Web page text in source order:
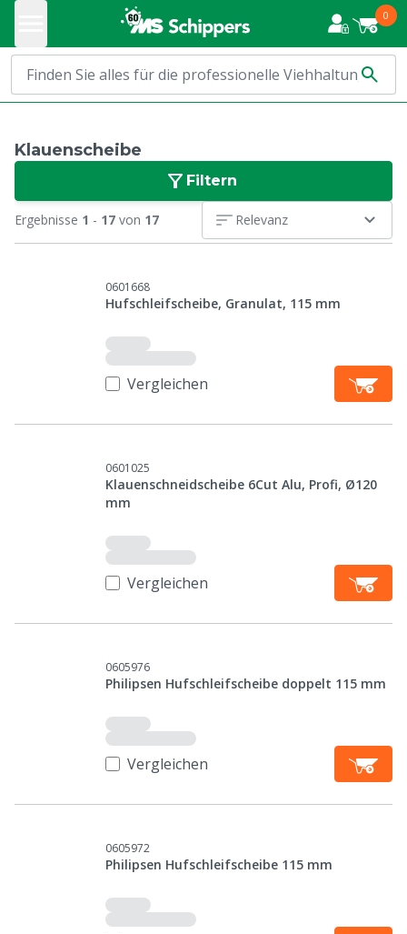
0
Klauenscheibe
Filtern
Ergebnisse 1 - 17 von 17 Relevanz
0601668
Hufschleifscheibe, Granulat, 115 mm
Vergleichen
0601025
Klauenschneidscheibe 6Cut Alu, Profi, Ø120
mm
Vergleichen
0605976
Philipsen Hufschleifscheibe doppelt 115 mm
Vergleichen
0605972
Philipsen Hufschleifscheibe 115 mm